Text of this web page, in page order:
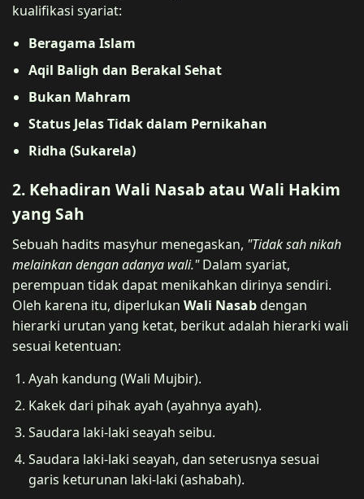
kualifikasi syariat:
Beragama Islam
Aqil Baligh dan Berakal Sehat
Bukan Mahram
Status Jelas Tidak dalam Pernikahan
Ridha (Sukarela)
2. Kehadiran Wali Nasab atau Wali Hakim
yang Sah
Sebuah hadits masyhur menegaskan, "Tidak sah nikah
melainkan dengan adanya wali."Dalam syariat,
perempuan tidak dapat menikahkan dirinya sendiri.
Oleh karena itu, diperlukan Wali Nasabdengan
hierarki urutan yang ketat, berikut adalah hierarki wali
sesuai ketentuan:
Ayah kandung (Wali Mujbir).
Kakek dari pihak ayah (ayahnya ayah).
Saudara laki-laki seayah seibu.
Saudara laki-laki seayah, dan seterusnya sesuai
garis keturunan laki-laki (ashabah).